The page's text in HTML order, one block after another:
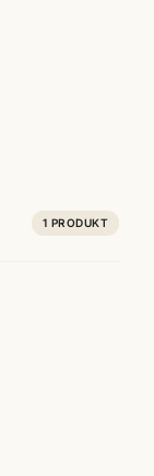
1 PRODUKT